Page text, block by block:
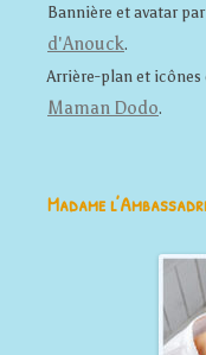
Bannière et avatar
d'Anouck.
Arrière-plan et icônes
Maman Dodo.
Madame